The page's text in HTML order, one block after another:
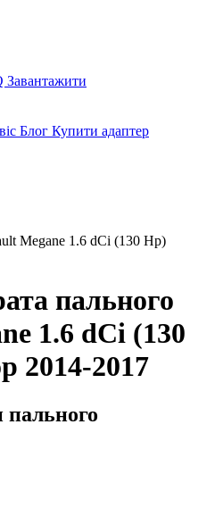
Завантажити
Блог Купити адаптер
Megane 1.6 dCi (130 Hp)
пального
1.6 dCi (130
2014-2017
пального